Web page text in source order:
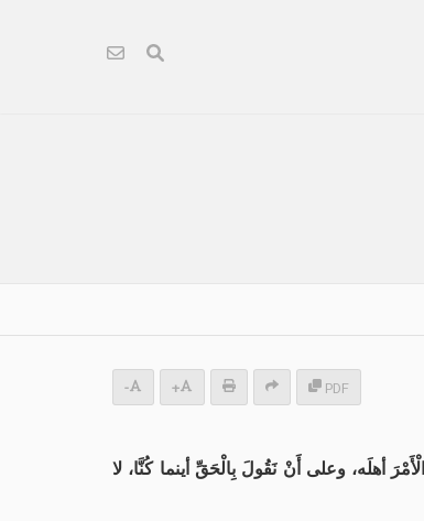
PDF
+
-
أهلَه، وعلى أَنْ نَقُولَ بِالْحَقِّ أينما كُنَّا، لا